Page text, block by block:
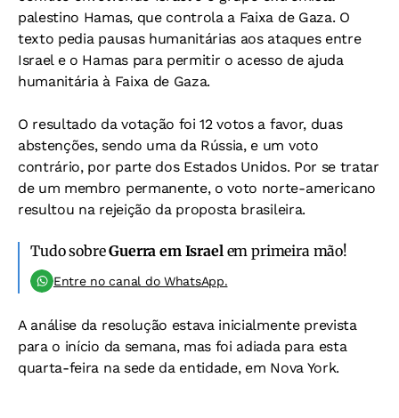
palestino Hamas, que controla a Faixa de Gaza. O
texto pedia pausas humanitárias aos ataques entre
Israel e o Hamas para permitir o acesso de ajuda
humanitária à Faixa de Gaza.
O resultado da votação foi 12 votos a favor, duas
abstenções, sendo uma da Rússia, e um voto
contrário, por parte dos Estados Unidos. Por se tratar
de um membro permanente, o voto norte-americano
resultou na rejeição da proposta brasileira.
Tudo sobreGuerra em Israelem primeira mão!
Entre no canal do WhatsApp.
A análise da resolução estava inicialmente prevista
para o início da semana, mas foi adiada para esta
quarta-feira na sede da entidade, em Nova York.